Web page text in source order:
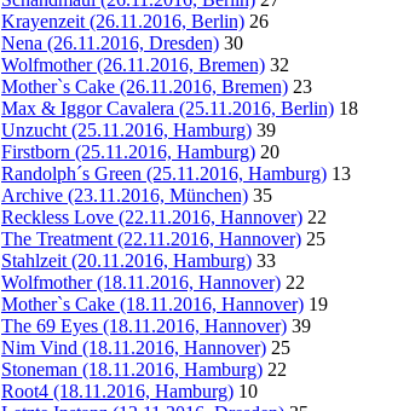
Krayenzeit (26.11.2016, Berlin) 26
Nena (26.11.2016, Dresden) 30
Wolfmother (26.11.2016, Bremen) 32
Mother`s Cake (26.11.2016, Bremen) 23
Max & Iggor Cavalera (25.11.2016, Berlin) 18
Unzucht (25.11.2016, Hamburg) 39
Firstborn (25.11.2016, Hamburg) 20
Randolph´s Green (25.11.2016, Hamburg) 13
Archive (23.11.2016, München) 35
Reckless Love (22.11.2016, Hannover) 22
The Treatment (22.11.2016, Hannover) 25
Stahlzeit (20.11.2016, Hamburg) 33
Wolfmother (18.11.2016, Hannover) 22
Mother`s Cake (18.11.2016, Hannover) 19
The 69 Eyes (18.11.2016, Hannover) 39
Nim Vind (18.11.2016, Hannover) 25
Stoneman (18.11.2016, Hamburg) 22
Root4 (18.11.2016, Hamburg) 10